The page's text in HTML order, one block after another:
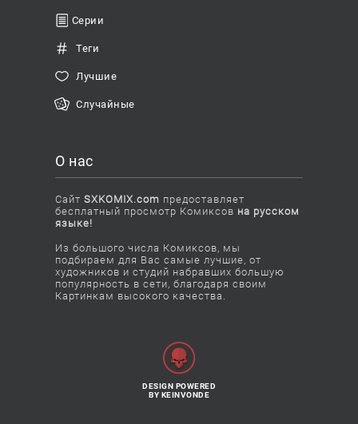
Серии
Теги
Лучшие
Случайные
О нас
Сайт SXKOMIX.com предоставляет
бесплатный просмотр Комиксов на русском
языке!
Из большого числа Комиксов, мы
подбираем для Вас самые лучшие, от
художников и студий набравших большую
популярность в сети, благодаря своим
Картинкам высокого качества.
DESIGN POWERED
BY KEINVONDE